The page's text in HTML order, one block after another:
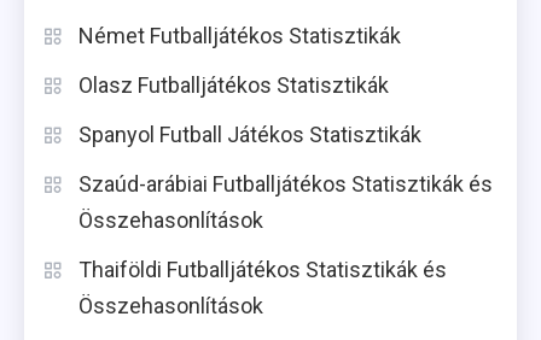
Német Futballjátékos Statisztikák
Olasz Futballjátékos Statisztikák
Spanyol Futball Játékos Statisztikák
Szaúd-arábiai Futballjátékos Statisztikák és
Összehasonlítások
Thaiföldi Futballjátékos Statisztikák és
Összehasonlítások